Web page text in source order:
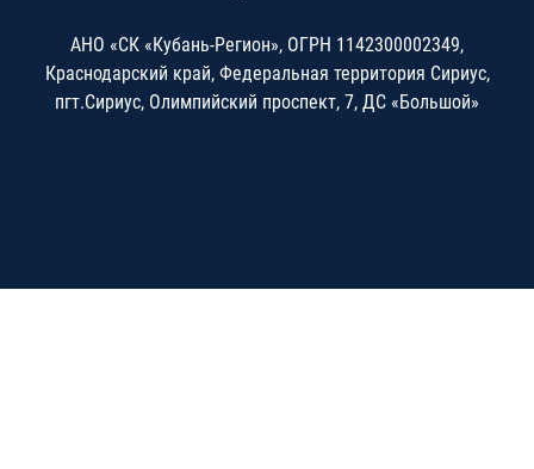
АНО «СК «Кубань-Регион», ОГРН 1142300002349,
Краснодарский край, Федеральная территория Сириус,
пгт.Сириус, Олимпийский проспект, 7, ДС «Большой»